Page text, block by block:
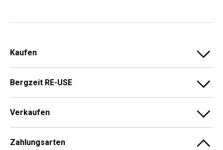
Kaufen
Bergzeit RE-USE
Verkaufen
Zahlungsarten